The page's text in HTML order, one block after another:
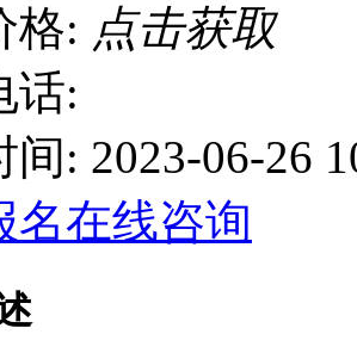
格: 点击获取
话:
间: 2023-06-26
名在线咨询